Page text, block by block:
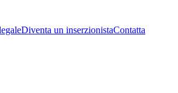
Diventa un inserzionistaContatta